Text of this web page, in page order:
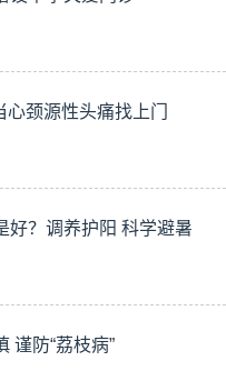
心颈源性头痛找上门
好？调养护阳 科学避暑
谨防“荔枝病”